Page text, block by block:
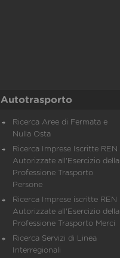
Autotrasporto
Ricerca Aree di Fermata e
Nulla Osta
Ricerca Imprese Iscritte REN
Autorizzate all'Esercizio della
Professione Trasporto
Persone
Ricerca Imprese iscritte REN
Autorizzate all'Esercizio della
Professione Trasporto Merci
Ricerca Servizi di Linea
Interregionali